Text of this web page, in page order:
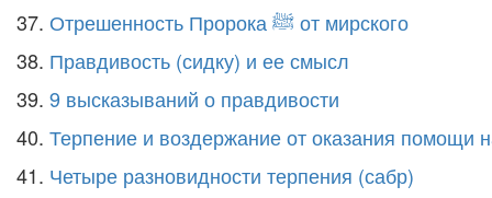
37. Отрешенность Пророкаﷺот мирского
38. Правдивость (сидку) и ее смысл
39. 9 высказываний о правдивости
40. Терпение и воздержание от оказания помощи
41. Четыре разновидности терпения (сабр)